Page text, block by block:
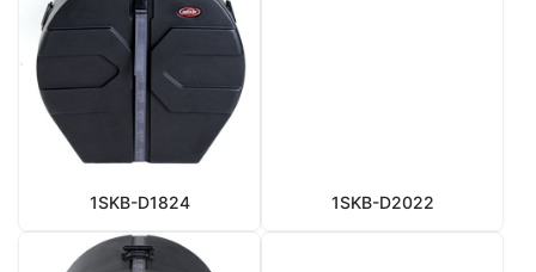
1SKB-D1824 1SKB-D2022